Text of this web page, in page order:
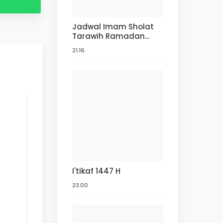
Jadwal Imam Sholat
Tarawih Ramadan
21.16
I'tikaf 1447 H
23.00